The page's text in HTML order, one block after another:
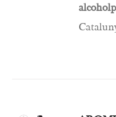
TOEVOEGEN